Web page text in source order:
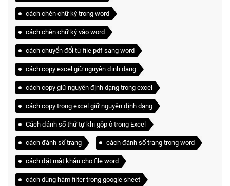
cách chèn chữ ký trong word
cách chèn chữ ký vào word
cách chuyển đổi từ file pdf sang word
cách copy excel giữ nguyên định dạng
cách copy giữ nguyên định dạng trong excel
cách copy trong excel giữ nguyên định dạng
Cách đánh số thứ tự khi gộp ô trong Excel
cách đánh số trang cách đánh số trang trong word
cách đặt mật khẩu cho file word
cách dùng hàm filter trong google sheet